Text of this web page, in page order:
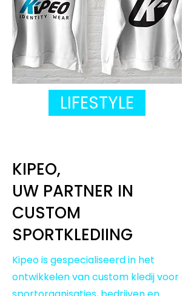
LIFESTYLE
KIPEO,
UW PARTNER IN
CUSTOM
SPORTKLEDIING
Kipeo is gespecialiseerd in het
ontwikkelen van custom kledij voor